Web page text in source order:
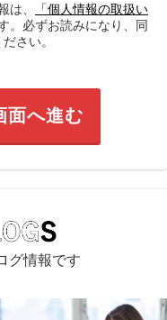
は、
「個人情報の取扱い
。必ずお読みになり、同
さい。
面へ進む
グ情報です